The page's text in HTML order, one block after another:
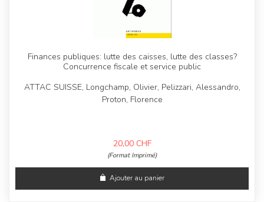
Finances publiques: lutte des caisses, lutte des classes?
Concurrence fiscale et service public
ATTAC SUISSE, Longchamp, Olivier, Pelizzari, Alessandro,
Proton, Florence
20,00 CHF
(Format Imprimé)
Ajouter au panier